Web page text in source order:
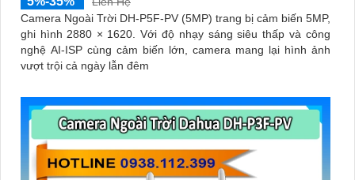
Camera Ngoài Trời DH-P5F-PV (5MP) trang bị cảm biến 5MP,
ghi hình 2880 × 1620. Với độ nhạy sáng siêu thấp và công
nghệ AI-ISP cùng cảm biến lớn, camera mang lại hình ảnh
vượt trội cả ngày lẫn đêm